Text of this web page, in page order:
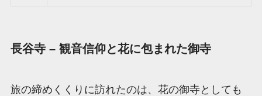
長谷寺 – 観音信仰と花に包まれた御寺
旅の締めくくりに訪れたのは、花の御寺としても